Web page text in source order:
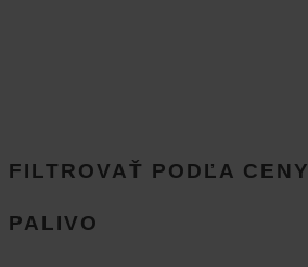
FILTROVAŤ PODĽA CENY
PALIVO